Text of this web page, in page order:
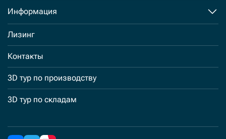
Информация
Лизинг
Контакты
3D тур по производству
3D тур по складам